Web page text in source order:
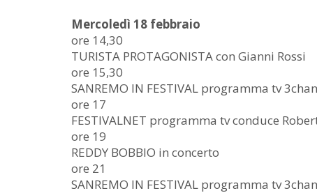
Mercoledì 18 febbraio
ore 14,30
TURISTA PROTAGONISTA con Gianni Rossi
ore 15,30
SANREMO IN FESTIVAL programma tv
ore 17
FESTIVALNET programma tv conduce
ore 19
REDDY BOBBIO in concerto
ore 21
SANREMO IN FESTIVAL programma tv